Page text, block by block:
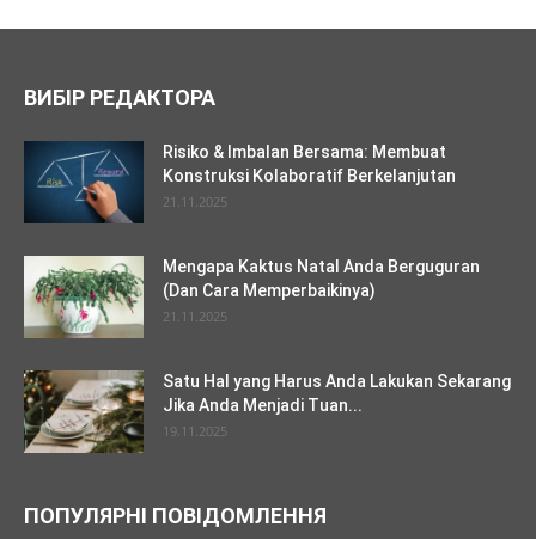
ВИБІР РЕДАКТОРА
Risiko & Imbalan Bersama: Membuat
Konstruksi Kolaboratif Berkelanjutan
21.11.2025
Mengapa Kaktus Natal Anda Berguguran
(Dan Cara Memperbaikinya)
21.11.2025
Satu Hal yang Harus Anda Lakukan Sekarang
Jika Anda Menjadi Tuan...
19.11.2025
ПОПУЛЯРНІ ПОВІДОМЛЕННЯ